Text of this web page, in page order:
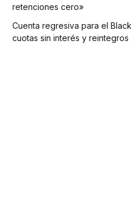
retenciones cero»
Cuenta regresiva para el Black
cuotas sin interés y reintegros